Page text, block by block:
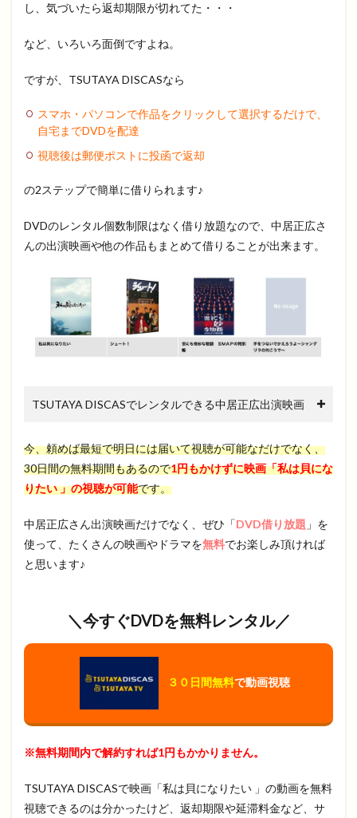
し、気づいたら返却期限が切れてた・・・
など、いろいろ面倒ですよね。
ですが、TSUTAYA DISCASなら
スマホ・パソコンで作品をクリックして選択するだけで、
自宅までDVDを配達
視聴後は郵便ポストに投函で返却
の2ステップで簡単に借りられます♪
DVDのレンタル個数制限はなく借り放題なので、中居正広さ
んの出演映画や他の作品もまとめて借りることが出来ます。
TSUTAYA DISCASでレンタルできる中居正広出演映画
今、頼めば最短で明日には届いて視聴が可能なだけでなく、
30日間の無料期間もあるので1円もかけずに映画「私は貝にな
りたい 」の視聴が可能です。
中居正広さん出演映画だけでなく、ぜひ「DVD借り放題 」を
使って、たくさんの映画やドラマを無料でお楽しみ頂ければ
と思います♪
＼今すぐDVDを無料レンタル／
３０日間無料で動画視聴
※無料期間内で解約すれば1円もかかりません。
TSUTAYA DISCASで映画「私は貝になりたい 」の動画を無料
視聴できるのは分かったけど、返却期限や延滞料金など、サ